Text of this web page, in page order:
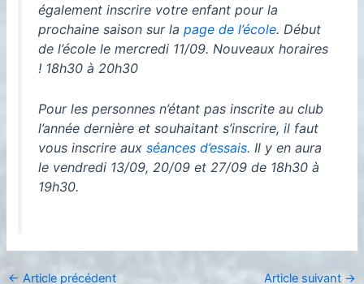
également inscrire votre enfant pour la
prochaine saison sur lapage de l’école. Début
de l’école le mercredi 11/09. Nouveaux horaires
! 18h30 à 20h30
Pour les personnes n’étant pas inscrite au club
l’année dernière et souhaitant s’inscrire, il faut
vous inscrire auxséances d’essais. Il y en aura
le vendredi 13/09, 20/09 et 27/09 de 18h30 à
19h30.
← Article précédent Article suivant →